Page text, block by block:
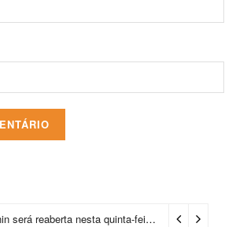
Casa do Benin será reaberta nesta quinta-feira (6) 3 dias ago